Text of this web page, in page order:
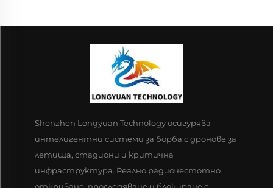
Shenzhen Longyuan Technology осигурява
интелигентни системи за борба с дронове за
летища, стадиони и критична
инфраструктура. Реално радиочестотно
откриване, проследяване и блокиране с